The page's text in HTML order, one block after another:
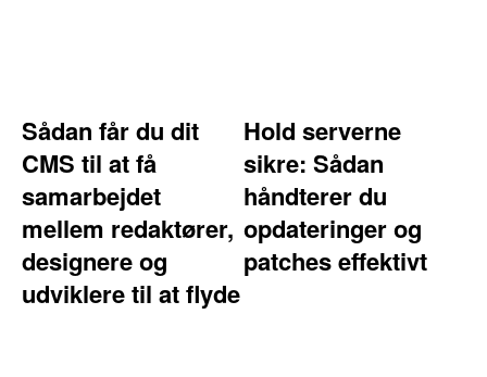
Sådan får du dit
CMS til at få
samarbejdet
mellem redaktører,
designere og
udviklere til at flyde
Hold serverne
sikre: Sådan
håndterer du
opdateringer og
patches effektivt